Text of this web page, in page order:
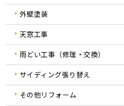
外壁塗装
天窓工事
雨どい工事（修理・交換）
サイディング張り替え
その他リフォーム